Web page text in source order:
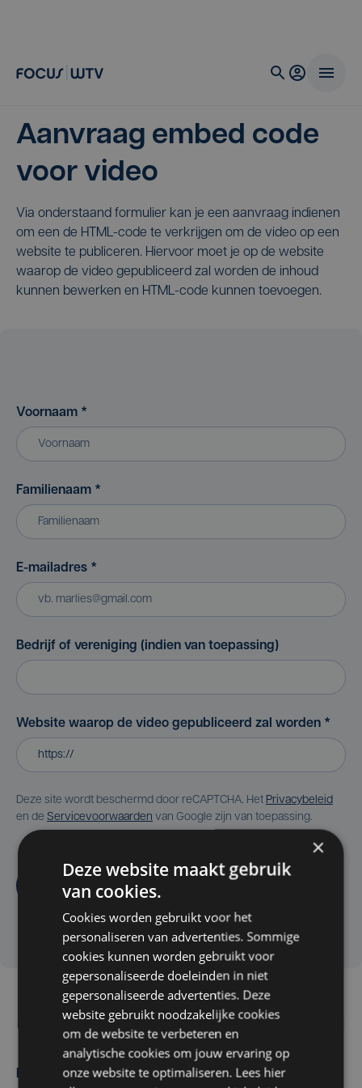
Aanvraag embed code
voor video
Via onderstaand formulier kan je een aanvraag indienen
om een de HTML-code te verkrijgen om de video op een
website te publiceren. Hiervoor moet je op de website
waarop de video gepubliceerd zal worden de inhoud
kunnen bewerken en HTML-code kunnen toevoegen.
Voornaam *
Familienaam *
E-mailadres *
Bedrijf of vereniging (indien van toepassing)
Website waarop de video gepubliceerd zal worden *
Deze site wordt beschermd door reCAPTCHA. Het Privacybeleid
en de Servicevoorwaarden van Google zijn van toepassing.
Aanvragen
Maak zelf het nieuws
×
Deze website maakt gebruik
van cookies.
Cookies worden gebruikt voor het
personaliseren van advertenties. Sommige
cookies kunnen worden gebruikt voor
gepersonaliseerde doeleinden in niet
gepersonaliseerde advertenties. Deze
website gebruikt noodzakelijke cookies
om de website te verbeteren en
analytische cookies om jouw ervaring op
onze website te optimaliseren. Lees hier